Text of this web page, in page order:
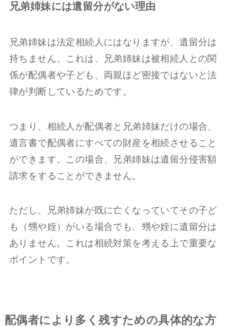
兄弟姉妹には遺留分がない理由
兄弟姉妹は法定相続人にはなりますが、遺留分は
持ちません。これは、兄弟姉妹は被相続人との関
係が配偶者や子ども、両親ほど密接ではないと法
律が判断しているためです。
つまり、相続人が配偶者と兄弟姉妹だけの場合、
遺言書で配偶者にすべての財産を相続させること
ができます。この場合、兄弟姉妹は遺留分侵害額
請求をすることができません。
ただし、兄弟姉妹が既に亡くなっていてその子ど
も（甥や姪）がいる場合でも、甥や姪に遺留分は
ありません。これは相続対策を考える上で重要な
ポイントです。
配偶者により多く残すための具体的な方